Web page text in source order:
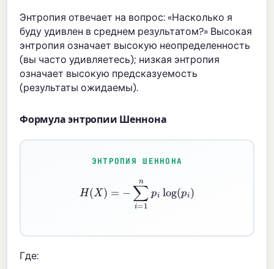
Энтропия отвечает на вопрос: «Насколько я
буду удивлен в среднем результатом?» Высокая
энтропия означает высокую неопределенность
(вы часто удивляетесь); низкая энтропия
означает высокую предсказуемость
(результаты ожидаемы).
Формула энтропии Шеннона
ЭНТРОПИЯ ШЕННОНА
1n
Где: